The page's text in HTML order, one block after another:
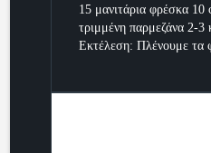
15 μανιτάρια φρέσκα 10
τριμμένη παρμεζάνα 2-3
Εκτέλεση: Πλένουμε τα